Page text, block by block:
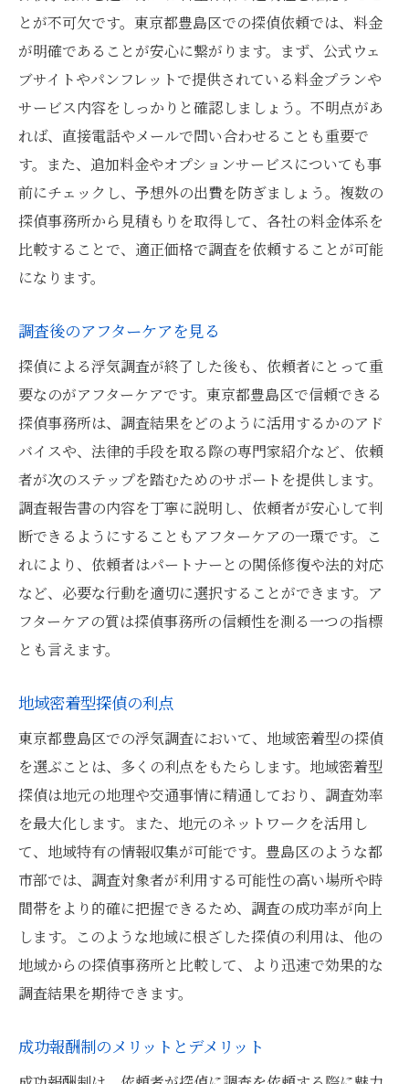
とが不可欠です。東京都豊島区での探偵依頼では、料金
が明確であることが安心に繋がります。まず、公式ウェ
ブサイトやパンフレットで提供されている料金プランや
サービス内容をしっかりと確認しましょう。不明点があ
れば、直接電話やメールで問い合わせることも重要で
す。また、追加料金やオプションサービスについても事
前にチェックし、予想外の出費を防ぎましょう。複数の
探偵事務所から見積もりを取得して、各社の料金体系を
比較することで、適正価格で調査を依頼することが可能
になります。
調査後のアフターケアを見る
探偵による浮気調査が終了した後も、依頼者にとって重
要なのがアフターケアです。東京都豊島区で信頼できる
探偵事務所は、調査結果をどのように活用するかのアド
バイスや、法律的手段を取る際の専門家紹介など、依頼
者が次のステップを踏むためのサポートを提供します。
調査報告書の内容を丁寧に説明し、依頼者が安心して判
断できるようにすることもアフターケアの一環です。こ
れにより、依頼者はパートナーとの関係修復や法的対応
など、必要な行動を適切に選択することができます。ア
フターケアの質は探偵事務所の信頼性を測る一つの指標
とも言えます。
地域密着型探偵の利点
東京都豊島区での浮気調査において、地域密着型の探偵
を選ぶことは、多くの利点をもたらします。地域密着型
探偵は地元の地理や交通事情に精通しており、調査効率
を最大化します。また、地元のネットワークを活用し
て、地域特有の情報収集が可能です。豊島区のような都
市部では、調査対象者が利用する可能性の高い場所や時
間帯をより的確に把握できるため、調査の成功率が向上
します。このような地域に根ざした探偵の利用は、他の
地域からの探偵事務所と比較して、より迅速で効果的な
調査結果を期待できます。
成功報酬制のメリットとデメリット